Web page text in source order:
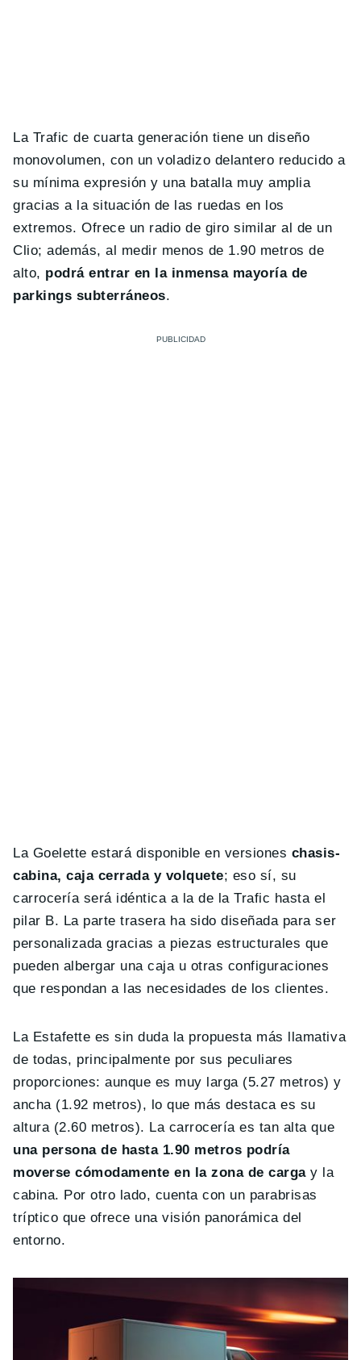
La Trafic de cuarta generación tiene un diseño
monovolumen, con un voladizo delantero reducido a
su mínima expresión y una batalla muy amplia
gracias a la situación de las ruedas en los
extremos. Ofrece un radio de giro similar al de un
Clio; además, al medir menos de 1.90 metros de
alto, podrá entrar en la inmensa mayoría de
parkings subterráneos.
La Goelette estará disponible en versiones chasis-
cabina, caja cerrada y volquete; eso sí, su
carrocería será idéntica a la de la Trafic hasta el
pilar B. La parte trasera ha sido diseñada para ser
personalizada gracias a piezas estructurales que
pueden albergar una caja u otras configuraciones
que respondan a las necesidades de los clientes.
La Estafette es sin duda la propuesta más llamativa
de todas, principalmente por sus peculiares
proporciones: aunque es muy larga (5.27 metros) y
ancha (1.92 metros), lo que más destaca es su
altura (2.60 metros). La carrocería es tan alta que
una persona de hasta 1.90 metros podría
moverse cómodamente en la zona de cargay la
cabina. Por otro lado, cuenta con un parabrisas
tríptico que ofrece una visión panorámica del
entorno.